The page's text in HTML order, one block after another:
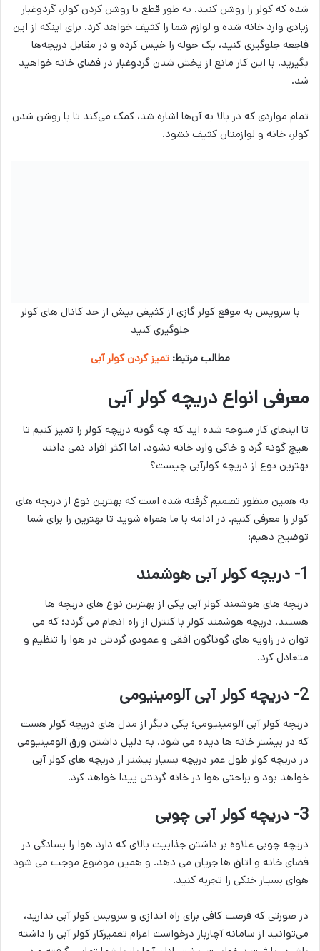
شده که کولر را روشن کنید. به طور قطع با روشن کردن کولر، گردوغبار
زیادی وارد خانه شده و لوازم شما را کثیف خواهد کرد. برای اینکه از این
فاجعه جلوگیری کنید، یک حوله را خیس کرده و در مقابل دریچه‌ها
بگیرید. با این کار مانع از پخش شدن گردوغبار در فضای خانه خواهید
شد.
تمام مواردی که در بالا به آن‌ها اشاره شد، کمک می‌کند تا با روشن شدن
کولر، خانه و لوازمتان کثیف نشود.
با سرویس به موقع کولر گازی از کثیفی بیش از حد کانال های کولر
جلوگیری کنید
مطالب مرتبط:تمیز کردن کولر آبی
معرفی انواع دریچه کولر آبی
تا اینجای کار متوجه شده اید که چه گونه دریچه کولر را تمیز کنیم تا
هیچ گونه گرد و خاکی وارد خانه نشود. اما اکثر افراد نمی دانند
بهترین نوع از دریچه کولرآبی چیست؟
به همین منظور تصمیم گرفته شده است که بهترین نوع از دریچه های
کولر را معرفی کنیم. در ادامه با ما همراه شوید تا بهترین را برای شما
توضیح دهیم:
1- دریچه کولر آبی هوشمند
دریچه های هوشمند کولر آبی یکی از بهترین نوع های دریچه ها
هستند. دریچه هوشمند کولر با کنترل از راه انجام می گردد؛ که می
توان در زاویه های گوناگون افقی و عمودی گردش در هوا را تنظیم و
متعادل کرد.
2- دریچه کولر آبی آلومینیومی
دریچه کولر آبی آلومینیومی؛ یکی دیگر از مدل های دریچه کولر هست
که در بیشتر خانه ها دیده می شود. به دلیل داشتن ورق آلومینیومی
در دریچه کولر طول عمر دریچه بسیار بیشتر از دریچه های کولر آبی
خواهد بود و براحتی هوا در خانه گردش پیدا خواهد کرد.
3- دریچه کولر آبی چوبی
دریچه چوبی علاوه بر داشتن جذابیت بالای که دارد هوا را بسادگی در
فضای خانه و اتاق ها جریان می دهد. و همین موضوع موجب می شود
هوای بسیار خنکی را تجربه کنید.
در صورتی که فرصت کافی برای راه اندازی و سرویس کولر آبی ندارید،
می‌توانید از سامانه آچارباز درخواست اعزام تعمیرکار کولر آبی را داشته